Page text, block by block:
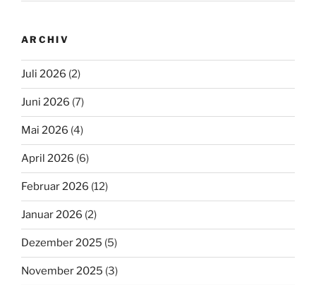
ARCHIV
Juli 2026 (2)
Juni 2026 (7)
Mai 2026 (4)
April 2026 (6)
Februar 2026 (12)
Januar 2026 (2)
Dezember 2025 (5)
November 2025 (3)